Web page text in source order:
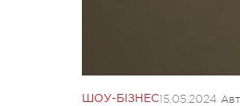
ШОУ-БІЗНЕС15.05.2024